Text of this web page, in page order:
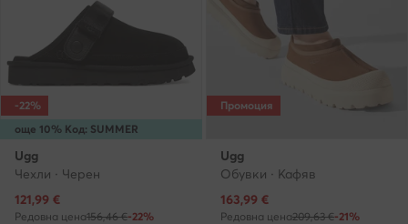
още 10% Код: SUMMER
-22%
Ugg
Чехли · Черен
Актуална цена
121,99 €
Редовна цена156,46 €-22%
Промоция
Ugg
Обувки · Кафяв
Актуална цена
163,99 €
Редовна цена209,63 €-21%